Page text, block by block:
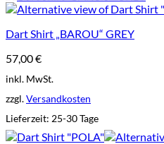
Dart Shirt „BAROU“ GREY
57,00€
inkl. MwSt.
zzgl.Versandkosten
Lieferzeit: 25-30 Tage